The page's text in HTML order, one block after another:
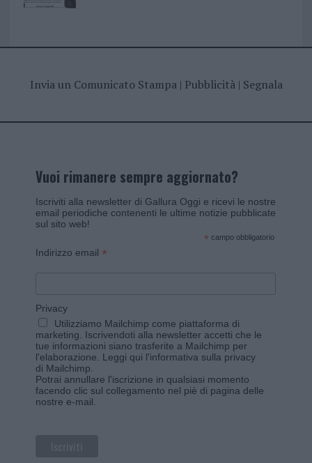
Invia un Comunicato Stampa| Pubblicità| Segnala
Vuoi rimanere sempre aggiornato?
Iscriviti alla newsletter di Gallura Oggi e ricevi le nostre
email periodiche contenenti le ultime notizie pubblicate
sul sito web!
* campo obbligatorio
Indirizzo email *
Privacy
Utilizziamo Mailchimp come piattaforma di
marketing. Iscrivendoti alla newsletter accetti che le
tue informazioni siano trasferite a Mailchimp per
l'elaborazione. Leggi qui l'informativa sulla privacy
di Mailchimp
Potrai annullare l'iscrizione in qualsiasi momento
facendo clic sul collegamento nel piè di pagina delle
nostre e-mail.